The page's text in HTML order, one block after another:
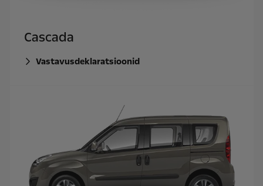
Cascada
Vastavusdeklaratsioonid